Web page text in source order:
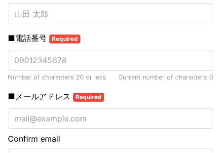
■電話番号 Required
Number of characters 20 or less Current number of characters 0
■メールアドレス Required
Confirm email